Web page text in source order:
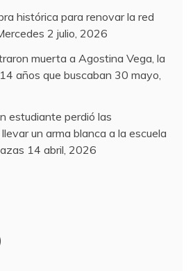
histórica para renovar la red
2 julio, 2026
muerta a Agostina Vega, la
años que buscaban 30 mayo,
estudiante perdió las
llevar un arma blanca a la escuela
14 abril, 2026